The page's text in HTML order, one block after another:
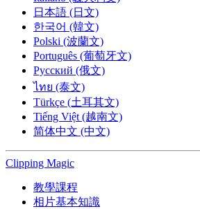
日本語 (日文)
한국어 (韓文)
Polski (波蘭文)
Português (葡萄牙文)
Русский (俄文)
ไทย (泰文)
Türkçe (土耳其文)
Tiếng Việt (越南文)
简体中文 (中文)
Clipping Magic
教學課程
相片基本知識